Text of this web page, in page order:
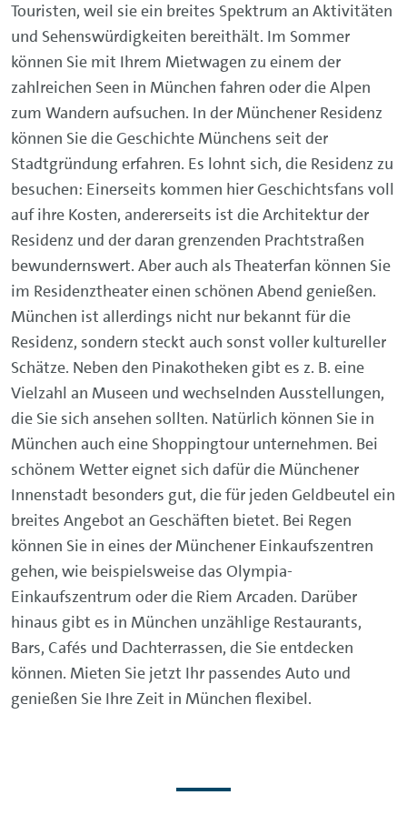
Touristen, weil sie ein breites Spektrum an Aktivitäten
und Sehenswürdigkeiten bereithält. Im Sommer
können Sie mit Ihrem Mietwagen zu einem der
zahlreichen Seen in München fahren oder die Alpen
zum Wandern aufsuchen. In der Münchener Residenz
können Sie die Geschichte Münchens seit der
Stadtgründung erfahren. Es lohnt sich, die Residenz zu
besuchen: Einerseits kommen hier Geschichtsfans voll
auf ihre Kosten, andererseits ist die Architektur der
Residenz und der daran grenzenden Prachtstraßen
bewundernswert. Aber auch als Theaterfan können Sie
im Residenztheater einen schönen Abend genießen.
München ist allerdings nicht nur bekannt für die
Residenz, sondern steckt auch sonst voller kultureller
Schätze. Neben den Pinakotheken gibt es z. B. eine
Vielzahl an Museen und wechselnden Ausstellungen,
die Sie sich ansehen sollten. Natürlich können Sie in
München auch eine Shoppingtour unternehmen. Bei
schönem Wetter eignet sich dafür die Münchener
Innenstadt besonders gut, die für jeden Geldbeutel ein
breites Angebot an Geschäften bietet. Bei Regen
können Sie in eines der Münchener Einkaufszentren
gehen, wie beispielsweise das Olympia-
Einkaufszentrum oder die Riem Arcaden. Darüber
hinaus gibt es in München unzählige Restaurants,
Bars, Cafés und Dachterrassen, die Sie entdecken
können. Mieten Sie jetzt Ihr passendes Auto und
genießen Sie Ihre Zeit in München flexibel.